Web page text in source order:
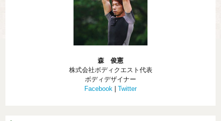
森 俊憲
株式会社ボディクエスト代表
ボディデザイナー
Facebook
Twitter